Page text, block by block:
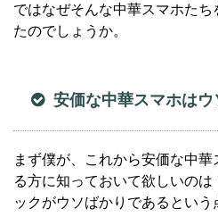
ではなぜそんな中華スマホた
たのでしょうか。
安価な中華スマホはウ
まず僕が、これから安価な中
る方に知っておいて欲しいの
ックがウソばかりであるという